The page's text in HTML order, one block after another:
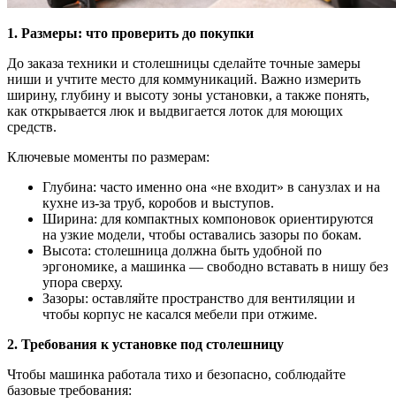
1. Размеры: что проверить до покупки
До заказа техники и столешницы сделайте точные замеры
ниши и учтите место для коммуникаций. Важно измерить
ширину, глубину и высоту зоны установки, а также понять,
как открывается люк и выдвигается лоток для моющих
средств.
Ключевые моменты по размерам:
Глубина: часто именно она «не входит» в санузлах и на
кухне из-за труб, коробов и выступов.
Ширина: для компактных компоновок ориентируются
на узкие модели, чтобы оставались зазоры по бокам.
Высота: столешница должна быть удобной по
эргономике, а машинка — свободно вставать в нишу без
упора сверху.
Зазоры: оставляйте пространство для вентиляции и
чтобы корпус не касался мебели при отжиме.
2. Требования к установке под столешницу
Чтобы машинка работала тихо и безопасно, соблюдайте
базовые требования: